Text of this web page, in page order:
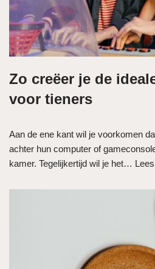
Zo creëer je de
voor tieners
Aan de ene kant wil je voorkomen
achter hun computer of
kamer. Tegelijkertijd wil je het…